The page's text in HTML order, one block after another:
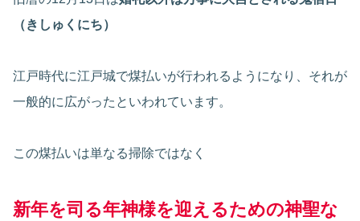
（きしゅくにち）
江戸時代に江戸城で煤払いが行われるようになり、それが
一般的に広がったといわれています。
この煤払いは単なる掃除ではなく
新年を司る年神様を迎えるための神聖な